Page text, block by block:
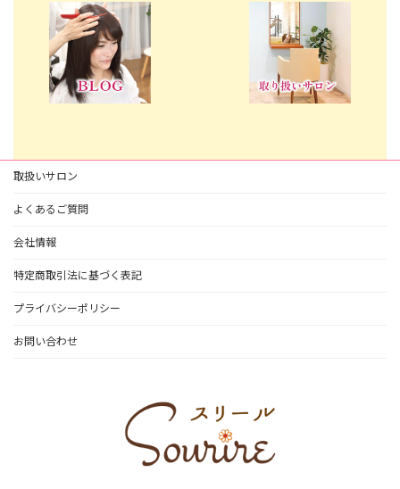
取扱いサロン
よくあるご質問
会社情報
特定商取引法に基づく表記
プライバシーポリシー
お問い合わせ